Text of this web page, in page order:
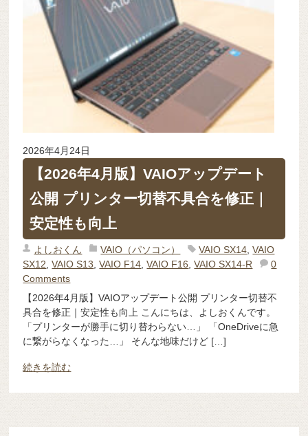
2026年4月24日
【2026年4月版】VAIOアップデート
公開 プリンター切替不具合を修正｜
安定性も向上
よしおくん VAIO（パソコン） VAIO SX14 ,VAIO
SX12 ,VAIO S13 ,VAIO F14 ,VAIO F16 ,VAIO SX14-R
0
Comments
【2026年4月版】VAIOアップデート公開 プリンター切替不
具合を修正｜安定性も向上 こんにちは、よしおくんです。
「プリンターが勝手に切り替わらない…」 「OneDriveに急
に繋がらなくなった…」 そんな地味だけど […]
続きを読む